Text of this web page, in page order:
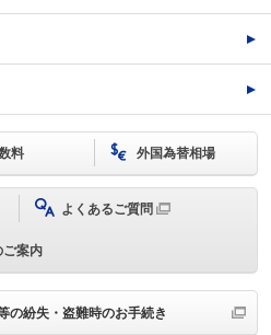
料 外国為替相場
よくあるご質問
ご案内
の紛失・盗難時のお手続き